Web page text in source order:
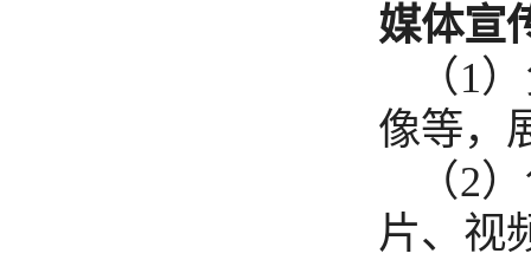
媒体宣
（1
像等，
（2
片、视